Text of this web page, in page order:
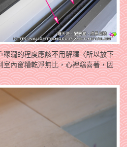
矇矓的程度應該不用解釋〈所以放下
室內窗糟乾淨無比，心裡竊喜著，因